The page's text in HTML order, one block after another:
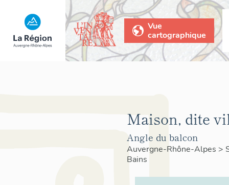
Vue
cartographique
Maison, dite
Angle du balcon
Auvergne-Rhône-Alpes >
Bains